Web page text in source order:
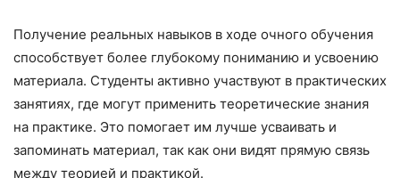
Получение реальных навыков в ходе очного обучения
способствует более глубокому пониманию и усвоению
материала. Студенты активно участвуют в практических
занятиях, где могут применить теоретические знания
на практике. Это помогает им лучше усваивать и
запоминать материал, так как они видят прямую связь
между теорией и практикой.